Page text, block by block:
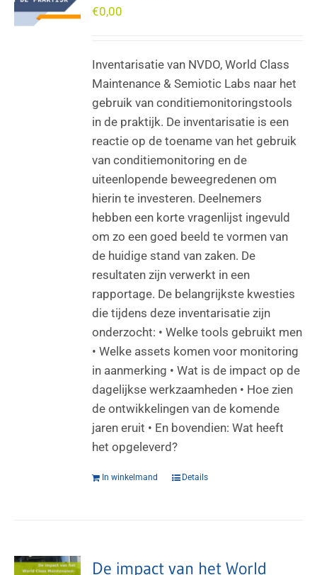
€0,00
Inventarisatie van NVDO, World Class
Maintenance & Semiotic Labs naar het
gebruik van conditiemonitoringstools
in de praktijk. De inventarisatie is een
reactie op de toename van het gebruik
van conditiemonitoring en de
uiteenlopende beweegredenen om
hierin te investeren. Deelnemers
hebben een korte vragenlijst ingevuld
om zo een goed beeld te vormen van
de huidige stand van zaken. De
resultaten zijn verwerkt in een
rapportage. De belangrijkste kwesties
die tijdens deze inventarisatie zijn
onderzocht: • Welke tools gebruikt men
• Welke assets komen voor monitoring
in aanmerking • Wat is de impact op de
dagelijkse werkzaamheden • Hoe zien
de ontwikkelingen van de komende
jaren eruit • En bovendien: Wat heeft
het opgeleverd?
In winkelmand Details
De impact van het World